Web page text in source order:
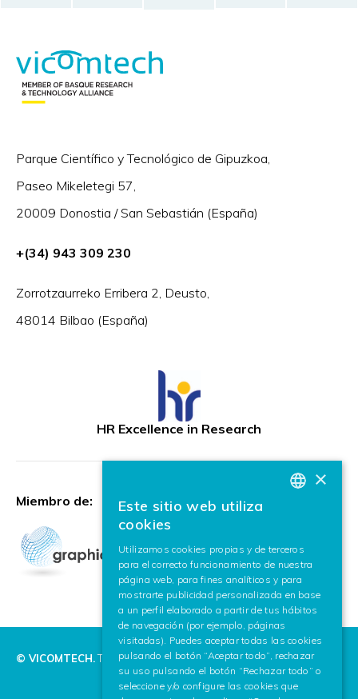
Parque Científico y Tecnológico de Gipuzkoa,
Paseo Mikeletegi 57,
20009 Donostia / San Sebastián (España)
+(34) 943 309 230
Zorrotzaurreko Erribera 2, Deusto,
48014 Bilbao (España)
HR Excellence in Research
Miembro de:
© VICOMTECH.Todos los derechos reservados.
ENGLISH
×
Este sitio web utiliza
cookies
Utilizamos cookies propias y de terceros
para el correcto funcionamiento de nuestra
página web, para fines analíticos y para
mostrarte publicidad personalizada en base
a un perfil elaborado a partir de tus hábitos
de navegación (por ejemplo, páginas
visitadas). Puedes aceptar todas las cookies
pulsando el botón “Aceptar todo”, rechazar
su uso pulsando el botón “Rechazar todo” o
seleccione y/o configure las cookies que